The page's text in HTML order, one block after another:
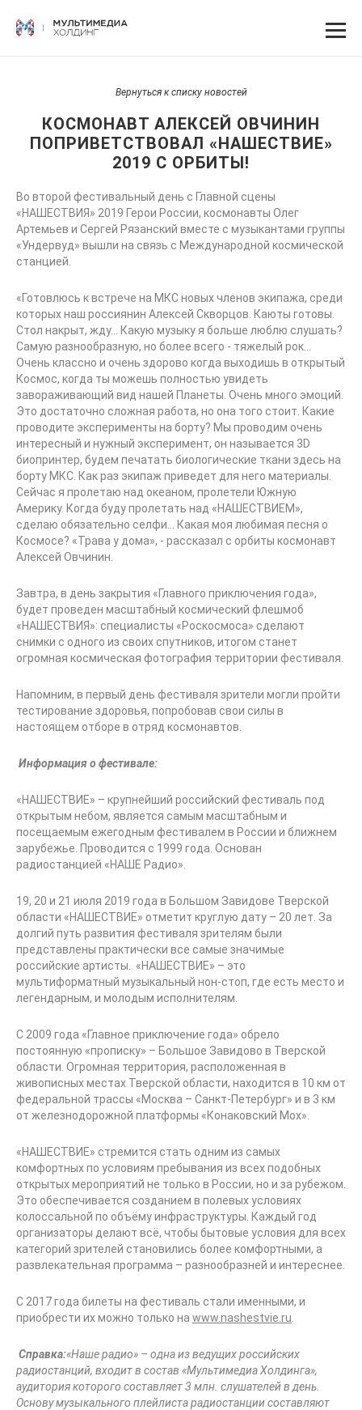
Вернуться к списку новостей
КОСМОНАВТ АЛЕКСЕЙ ОВЧИНИН
ПОПРИВЕТСТВОВАЛ «НАШЕСТВИЕ»
2019 С ОРБИТЫ!
Во второй фестивальный день с Главной сцены
«НАШЕСТВИЯ» 2019 Герои России, космонавты Олег
Артемьев и Сергей Рязанский вместе с музыкантами группы
«Ундервуд» вышли на связь с Международной космической
станцией.
«Готовлюсь к встрече на МКС новых членов экипажа, среди
которых наш россиянин Алексей Скворцов. Каюты готовы.
Стол накрыт, жду... Какую музыку я больше люблю слушать?
Самую разнообразную, но более всего - тяжелый рок...
Очень классно и очень здорово когда выходишь в открытый
Космос, когда ты можешь полностью увидеть
завораживающий вид нашей Планеты. Очень много эмоций.
Это достаточно сложная работа, но она того стоит. Какие
проводите эксперименты на борту? Мы проводим очень
интересный и нужный эксперимент, он называется 3D
биопринтер, будем печатать биологические ткани здесь на
борту МКС. Как раз экипаж приведет для него материалы.
Сейчас я пролетаю над океаном, пролетели Южную
Америку. Когда буду пролетать над «НАШЕСТВИЕМ»,
сделаю обязательно селфи... Какая моя любимая песня о
Космосе? «Трава у дома», - рассказал с орбиты космонавт
Алексей Овчинин.
Завтра, в день закрытия «Главного приключения года»,
будет проведен масштабный космический флешмоб
«НАШЕСТВИЯ»: специалисты «Роскосмоса» сделают
снимки с одного из своих спутников, итогом станет
огромная космическая фотография территории фестиваля.
Напомним, в первый день фестиваля зрители могли пройти
тестирование здоровья, попробовав свои силы в
настоящем отборе в отряд космонавтов.
Информация о фестивале:
«НАШЕСТВИЕ» – крупнейший российский фестиваль под
открытым небом, является самым масштабным и
посещаемым ежегодным фестивалем в России и ближнем
зарубежье. Проводится с 1999 года. Основан
радиостанцией «НАШЕ Радио».
19, 20 и 21 июля 2019 года в Большом Завидове Тверской
области «НАШЕСТВИЕ» отметит круглую дату – 20 лет. За
долгий путь развития фестиваля зрителям были
представлены практически все самые значимые
российские артисты. «НАШЕСТВИЕ» – это
мультиформатный музыкальный нон-стоп, где есть место и
легендарным, и молодым исполнителям.
С 2009 года «Главное приключение года» обрело
постоянную «прописку» – Большое Завидово в Тверской
области. Огромная территория, расположенная в
живописных местах Тверской области, находится в 10 км от
федеральной трассы «Москва – Санкт-Петербург» и в 3 км
от железнодорожной платформы «Конаковский Мох».
«НАШЕСТВИЕ» стремится стать одним из самых
комфортных по условиям пребывания из всех подобных
открытых мероприятий не только в России, но и за рубежом.
Это обеспечивается созданием в полевых условиях
колоссальной по объёму инфраструктуры. Каждый год
организаторы делают всё, чтобы бытовые условия для всех
категорий зрителей становились более комфортными, а
развлекательная программа – разнообразней и интереснее.
С 2017 года билеты на фестиваль стали именными, и
приобрести их можно только на www.nashestvie.ru
Справка:«Наше радио» – одна из ведущих российских
радиостанций, входит в состав «Мультимедиа Холдинга»,
аудитория которого составляет 3 млн. слушателей в день.
Основу музыкального плейлиста радиостанции составляют